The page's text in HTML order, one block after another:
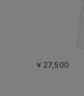
￥27,500